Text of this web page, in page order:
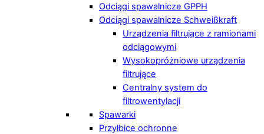
Odciągi spawalnicze GPPH
Odciągi spawalnicze Schweißkraft
Urządzenia filtrujące z ramionami
odciągowymi
Wysokopróżniowe urządzenia
filtrujące
Centralny system do
filtrowentylacji
Spawarki
Przyłbice ochronne